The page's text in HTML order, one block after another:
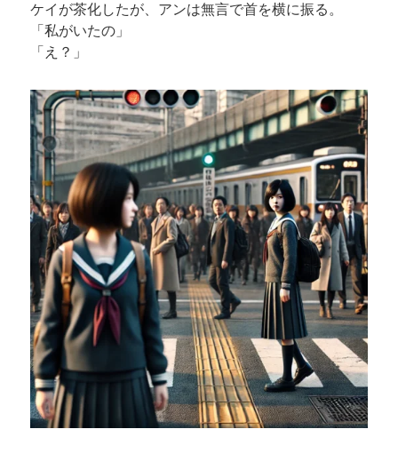
ケイが茶化したが、アンは無言で首を横に振る。
「私がいたの」
「え？」